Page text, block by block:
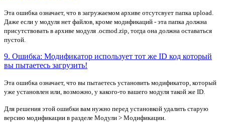
Эта ошибка означает, что в загружаемом архиве отсутсвует папка upload.
Даже если у модуля нет файлов, кроме модификаций - эта папка должна
присутствовать в архиве модуля .ocmod.zip, тогда она должна оставаться
пустой.
9. Ошибка: Модификатор использует тот же ID код который
вы пытаетесь загрузить!
Эта ошибка означает, что вы пытаетесь установить модификатор, который
уже установлен или, возможно, у какого-то вашего модуля такой же ID.
Для решения этой ошибки вам нужно перед установкой удалить старую
версию модификации в разделе Модули > Модификации.